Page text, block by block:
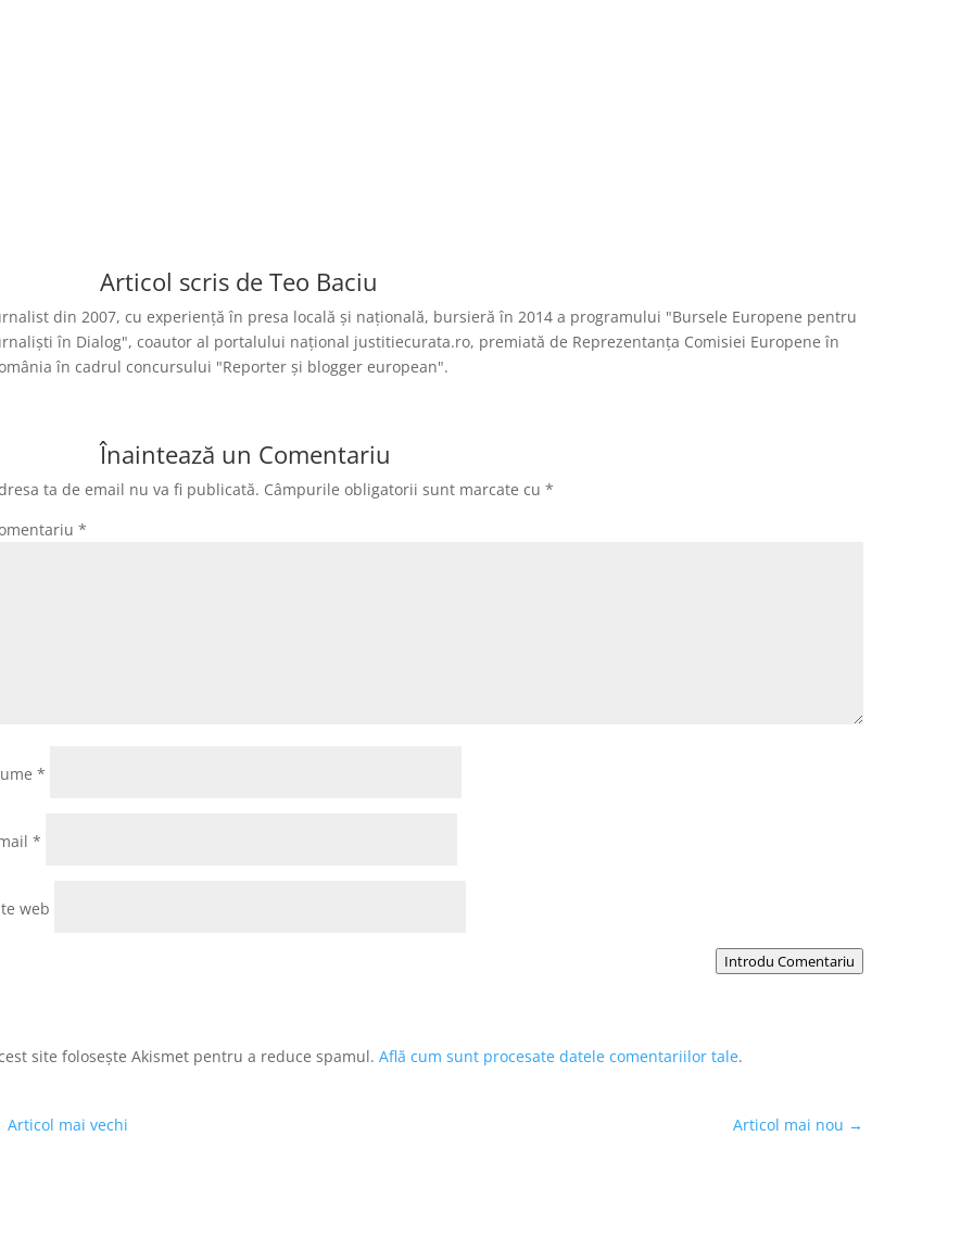
Articol scris de Teo Baciu
din 2007, cu experiență în presa locală și națională, bursieră în 2014 a programului "Bursele Europene pentru
în Dialog", coautor al portalului național justitiecurata.ro, premiată de Reprezentanța Comisiei Europene în
în cadrul concursului "Reporter și blogger european".
Înaintează un Comentariu
ta de email nu va fi publicată. Câmpurile obligatorii sunt marcate cu *
*
*
*
web
Introdu Comentariu
site folosește Akismet pentru a reduce spamul. Află cum sunt procesate datele comentariilor tale.
Articol mai vechi Articol mai nou →